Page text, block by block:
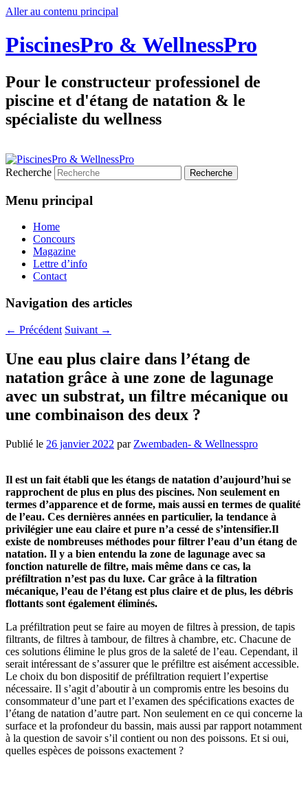
Aller au contenu principal
PiscinesPro & WellnessPro
Pour le constructeur professionel de
piscine et d'étang de natation & le
spécialiste du wellness
Recherche
Menu principal
Home
Concours
Magazine
Lettre d’info
Contact
Navigation des articles
← Précédent Suivant →
Une eau plus claire dans l’étang de
natation grâce à une zone de lagunage
avec un substrat, un filtre mécanique ou
une combinaison des deux ?
Publié le 26 janvier 2022 par Zwembaden- & Wellnesspro
Il est un fait établi que les étangs de natation d’aujourd’hui se
rapprochent de plus en plus des piscines. Non seulement en
termes d’apparence et de forme, mais aussi en termes de qualité
de l’eau. Ces dernières années en particulier, la tendance à
privilégier une eau claire et pure n’a cessé de s’intensifier.Il
existe de nombreuses méthodes pour filtrer l’eau d’un étang de
natation. Il y a bien entendu la zone de lagunage avec sa
fonction naturelle de filtre, mais même dans ce cas, la
préfiltration n’est pas du luxe. Car grâce à la filtration
mécanique, l’eau de l’étang est plus claire et de plus, les débris
flottants sont également éliminés.
La préfiltration peut se faire au moyen de filtres à pression, de tapis
filtrants, de filtres à tambour, de filtres à chambre, etc. Chacune de
ces solutions élimine le plus gros de la saleté de l’eau. Cependant, il
serait intéressant de s’assurer que le préfiltre est aisément accessible.
Le choix du bon dispositif de préfiltration requiert l’expertise
nécessaire. Il s’agit d’aboutir à un compromis entre les besoins du
consommateur d’une part et l’examen des spécifications exactes de
l’étang de natation d’autre part. Non seulement en ce qui concerne la
surface et la profondeur du bassin, mais aussi par rapport notamment
à la question de savoir s’il contient ou non des poissons. Et si oui,
quelles espèces de poissons exactement ?